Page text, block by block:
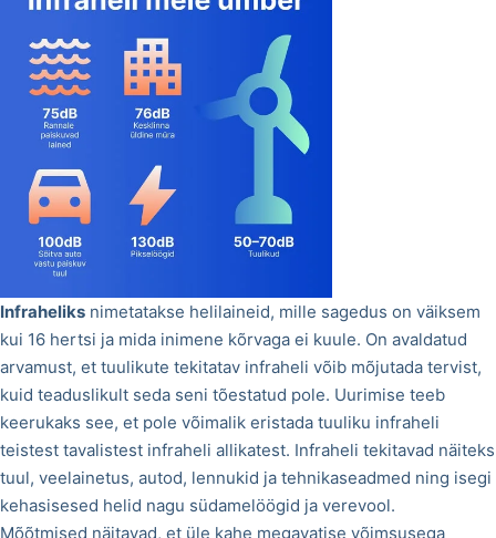
Infraheliks nimetatakse helilaineid, mille sagedus on väiksem
kui 16 hertsi ja mida inimene kõrvaga ei kuule. On avaldatud
arvamust, et tuulikute tekitatav infraheli võib mõjutada tervist,
kuid teaduslikult seda seni tõestatud pole. Uurimise teeb
keerukaks see, et pole võimalik eristada tuuliku infraheli
teistest tavalistest infraheli allikatest. Infraheli tekitavad näiteks
tuul, veelainetus, autod, lennukid ja tehnikaseadmed ning isegi
kehasisesed helid nagu südamelöögid ja verevool.
Mõõtmised näitavad, et üle kahe megavatise võimsusega